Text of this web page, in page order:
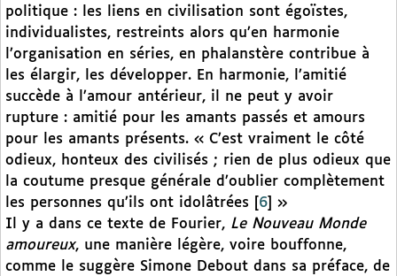
politique : les liens en civilisation sont égoïstes,
individualistes, restreints alors qu’en harmonie
l’organisation en séries, en phalanstère contribue à
les élargir, les développer. En harmonie, l’amitié
succède à l’amour antérieur, il ne peut y avoir
rupture : amitié pour les amants passés et amours
pour les amants présents. « C’est vraiment le côté
odieux, honteux des civilisés ; rien de plus odieux que
la coutume presque générale d’oublier complètement
les personnes qu’ils ont idolâtrées
6
»
Il y a dans ce texte de Fourier, Le Nouveau Monde
amoureux, une manière légère, voire bouffonne,
comme le suggère Simone Debout dans sa préface, de